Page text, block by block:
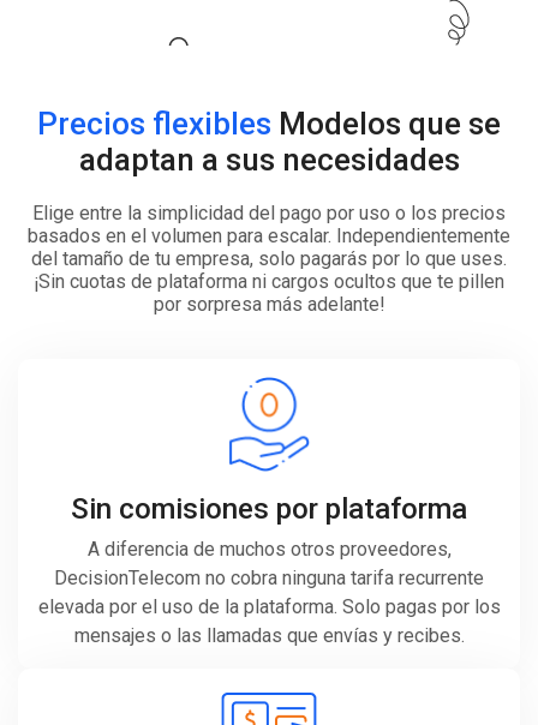
Precios flexibles Modelos que se
adaptan a sus necesidades
Elige entre la simplicidad del pago por uso o los precios
basados en el volumen para escalar. Independientemente
del tamaño de tu empresa, solo pagarás por lo que uses.
¡Sin cuotas de plataforma ni cargos ocultos que te pillen
por sorpresa más adelante!
Sin comisiones por plataforma
A diferencia de muchos otros proveedores,
DecisionTelecom no cobra ninguna tarifa recurrente
elevada por el uso de la plataforma. Solo pagas por los
mensajes o las llamadas que envías y recibes.